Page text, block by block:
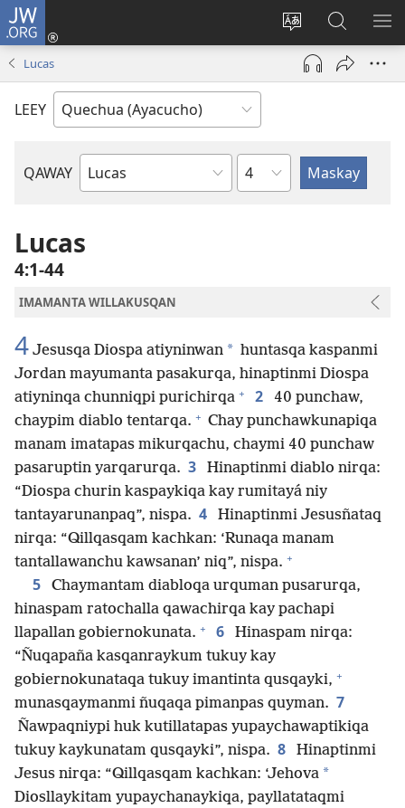
JW.ORG
Rimaynikita
cambianapaq
Qallarinaykipaq
(abre
nueva
JW.ORG
nisqapi
Lucas
LEEY
QAWAY
Bibliapa
kaq
capitulo
Lucas
4:1-44
IMAMANTA WILLAKUSQAN
4 Jesusqa Diospa atiyninwan * huntasqa kaspanmi
Jordan mayumanta pasakurqa, hinaptinmi Diospa
atiyninqa chunniqpi purichirqa + 2
40 punchaw,
chaypim diablo tentarqa. + Chay punchawkunapiqa
manam imatapas mikurqachu, chaymi 40 punchaw
pasaruptin yarqarurqa. 3
Hinaptinmi diablo nirqa:
“Diospa churin kaspaykiqa kay rumitayá niy
tantayarunanpaq”, nispa. 4
Hinaptinmi Jesusñataq
nirqa: “Qillqasqam kachkan: ‘Runaqa manam
tantallawanchu kawsanan’ niq”, nispa. +
5
Chaymantam diabloqa urquman pusarurqa,
hinaspam ratochalla qawachirqa kay pachapi
llapallan gobiernokunata. + 6
Hinaspam nirqa:
“Ñuqapaña kasqanraykum tukuy kay
gobiernokunataqa tukuy imantinta qusqayki, +
munasqaymanmi ñuqaqa pimanpas quyman. 7
Ñawpaqniypi huk kutillatapas yupaychawaptikiqa
tukuy kaykunatam qusqayki”, nispa. 8
Hinaptinmi
Jesus nirqa: “Qillqasqam kachkan: ‘Jehova *
Diosllaykitam yupaychanaykiqa, payllatataqmi